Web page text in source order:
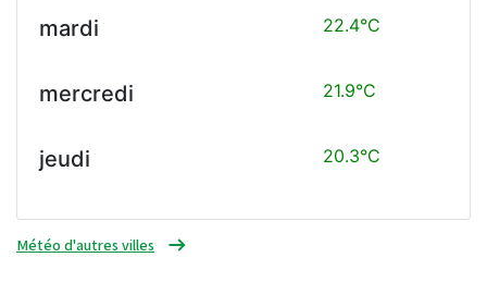
mardi 22.4°C
mercredi 21.9°C
jeudi 20.3°C
Météo d'autres villes